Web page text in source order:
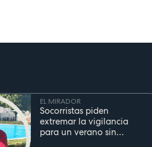
EL MIRADOR
Socorristas piden
extremar la vigilancia
para un verano sin